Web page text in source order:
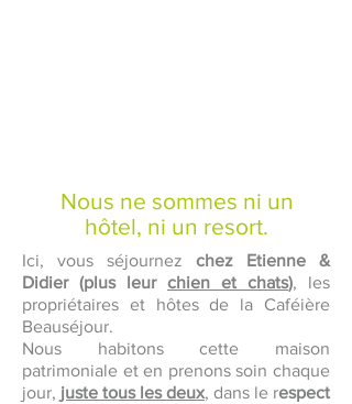
Nous ne sommes ni un
hôtel, ni un resort.
Ici, vous séjournez chez Etienne &
Didier (plus leur chien et chats), les
propriétaires et hôtes de la Caféière
Beauséjour.
Nous habitons cette maison
patrimoniale et en prenons soin chaque
jour, juste tous les deux, dans le respect